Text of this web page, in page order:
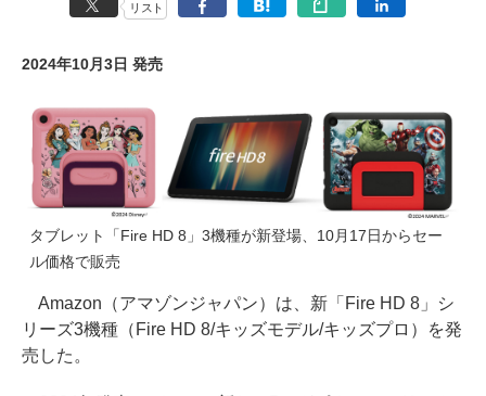
リスト
2024年10月3日 発売
タブレット「Fire HD 8」3機種が新登場、10月17日からセー
ル価格で販売
Amazon（アマゾンジャパン）は、新「Fire HD 8」シ
リーズ3機種（Fire HD 8/キッズモデル/キッズプロ）を発
売した。